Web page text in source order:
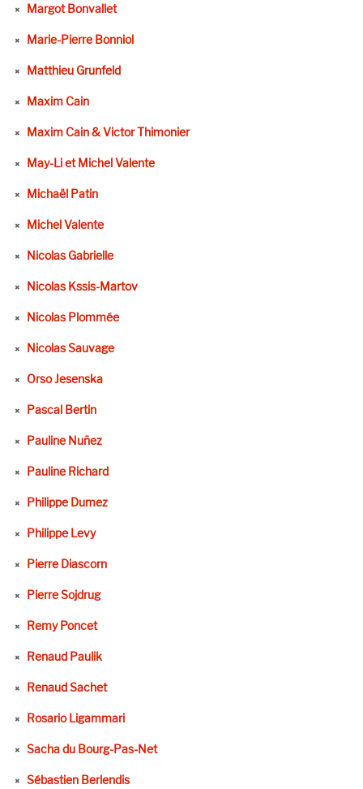
Margot Bonvallet
Marie-Pierre Bonniol
Matthieu Grunfeld
Maxim Cain
Maxim Cain & Victor Thimonier
May-Li et Michel Valente
Michaël Patin
Michel Valente
Nicolas Gabrielle
Nicolas Kssis-Martov
Nicolas Plommée
Nicolas Sauvage
Orso Jesenska
Pascal Bertin
Pauline Nuñez
Pauline Richard
Philippe Dumez
Philippe Levy
Pierre Diascorn
Pierre Sojdrug
Remy Poncet
Renaud Paulik
Renaud Sachet
Rosario Ligammari
Sacha du Bourg-Pas-Net
Sébastien Berlendis